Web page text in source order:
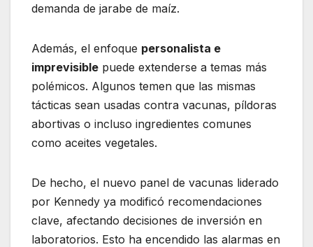
demanda de jarabe de maíz.
Además, el enfoque personalista e
imprevisible puede extenderse a temas más
polémicos. Algunos temen que las mismas
tácticas sean usadas contra vacunas, píldoras
abortivas o incluso ingredientes comunes
como aceites vegetales.
De hecho, el nuevo panel de vacunas liderado
por Kennedy ya modificó recomendaciones
clave, afectando decisiones de inversión en
laboratorios. Esto ha encendido las alarmas en